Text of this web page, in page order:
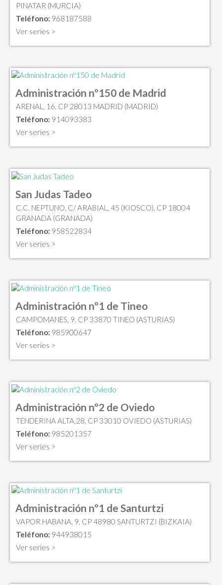
PINATAR (MURCIA)
Teléfono: 968187588
Ver series >
Administración nº150 de Madrid
ARENAL, 16, CP 28013 MADRID (MADRID)
Teléfono: 914093383
Ver series >
San Judas Tadeo
C.C. NEPTUNO, C/ ARABIAL, 45 (KIOSCO), CP 18004
GRANADA (GRANADA)
Teléfono: 958522834
Ver series >
Administración nº1 de Tineo
CAMPOMANES, 9, CP 33870 TINEO (ASTURIAS)
Teléfono: 985900647
Ver series >
Administración nº2 de Oviedo
TENDERINA ALTA,28, CP 33010 OVIEDO (ASTURIAS)
Teléfono: 985201357
Ver series >
Administración nº1 de Santurtzi
VAPOR HABANA, 9, CP 48980 SANTURTZI (BIZKAIA)
Teléfono: 944938015
Ver series >